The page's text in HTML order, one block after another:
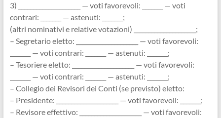
3) _____________________ — voti favorevoli: _______ — voti
contrari: _______ — astenuti: _______;
(altri nominativi e relative votazioni) _____________________;
– Segretario eletto: _____________________ — voti favorevoli:
_______ — voti contrari: _______ — astenuti: _______;
– Tesoriere eletto: _____________________ — voti favorevoli:
_______ — voti contrari: _______ — astenuti: _______;
– Collegio dei Revisori dei Conti (se previsto) eletto:
– Presidente: _____________________ — voti favorevoli: _______;
– Revisore effettivo: _____________________ — voti favorevoli: